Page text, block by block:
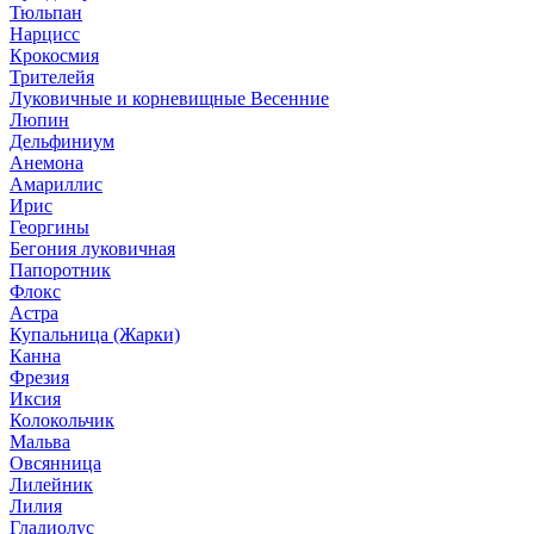
Тюльпан
Нарцисс
Крокосмия
Трителейя
Луковичные и корневищные Весенние
Люпин
Дельфиниум
Анемона
Амариллис
Ирис
Георгины
Бегония луковичная
Папоротник
Флокс
Астра
Купальница (Жарки)
Канна
Фрезия
Иксия
Колокольчик
Мальва
Овсянница
Лилейник
Лилия
Гладиолус